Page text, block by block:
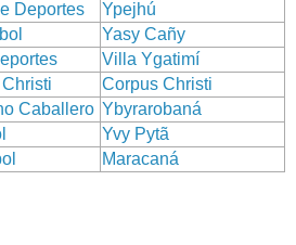
Deportes
Ypejhú
Yasy Cañy
Villa Ygatimí
Corpus Christi
Caballero Ybyrarobaná
Yvy Pytã
Maracaná